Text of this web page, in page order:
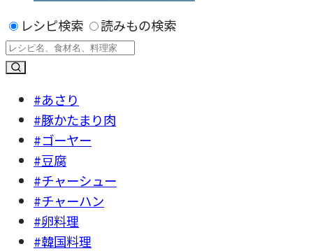
レシピ検索
読みもの検索
#あさり
#豚かたまり肉
#ゴーヤー
#豆腐
#チャーシュー
#チャーハン
#卵料理
#韓国料理